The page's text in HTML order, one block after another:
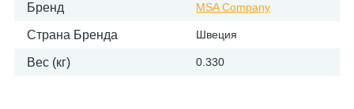
Бренд MSA Company
Страна Бренда Швеция
Вес (кг) 0.330